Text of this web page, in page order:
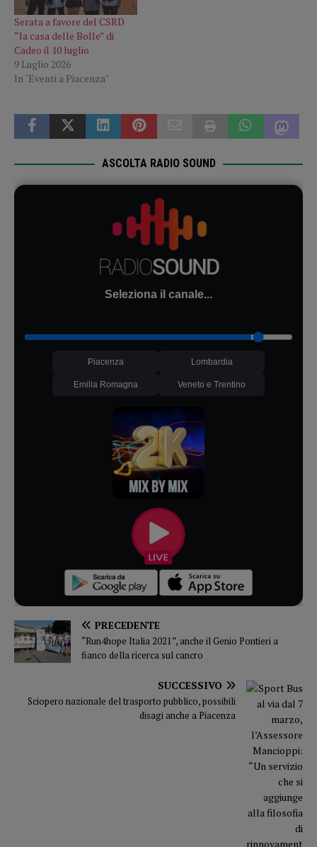
Serata a favore del CSRD
“la casa delle Bolle” di
Cadeo il 10 luglio
9 Luglio 2026
In "Eventi a Piacenza"
ASCOLTA RADIO SOUND
Seleziona il canale...
Piacenza Lombardia
Emilia Romagna Veneto e Trentino
PRECEDENTE
“Run4hope Italia 2021”, anche il Genio Pontieri a
fianco della ricerca sul cancro
SUCCESSIVO
Sciopero nazionale del trasporto pubblico, possibili
disagi anche a Piacenza